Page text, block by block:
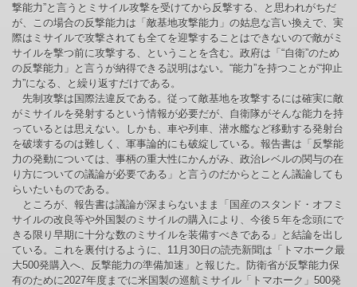
撃能力”と言うとミサイル攻撃を受けてから反撃する、と思われがちだ
が、この場合の反撃能力は「敵基地攻撃能力」の姑息な言い換えで、実
際はミサイルで攻撃されても全てを迎撃することはできないので敵がミ
サイルを撃つ前に攻撃する、ということを含む。政府は「“自衛”のため
の反撃能力」と言うが納得できる説明はない。“能力”を持つことが“抑止
力”になる、と繰り返すだけである。
先制攻撃は国際法違反である。従って敵基地を攻撃するには確実に敵
がミサイルを発射するという情報が必要だが、自衛隊がそんな能力を持
っているとは思えない。しかも、車や列車、潜水艦など移動する発射台
を破壊するのは難しく、軍事論的にも破綻している。報告書は「反撃能
力の発動については、事柄の重大性にかんがみ、政治レベルの関与の在
り方についての議論が必要である」と言うのだからとことん議論しても
らいたいものである。
ところが、報告書は議論が深まらないまま「国産のスタンド・オフミ
サイルの改良等や外国製のミサイルの購入により、今後５年を念頭にで
きる限り早期に十分な数のミサイルを装備すべきである」と結論を出し
ている。これを裏付けるように、11月30日の読売新聞は「トマホーク最
大500発購入へ、反撃能力の準備加速」と報じた。防衛省が反撃能力保
有のために2027年度までに米国製の巡航ミサイル「トマホーク」500発